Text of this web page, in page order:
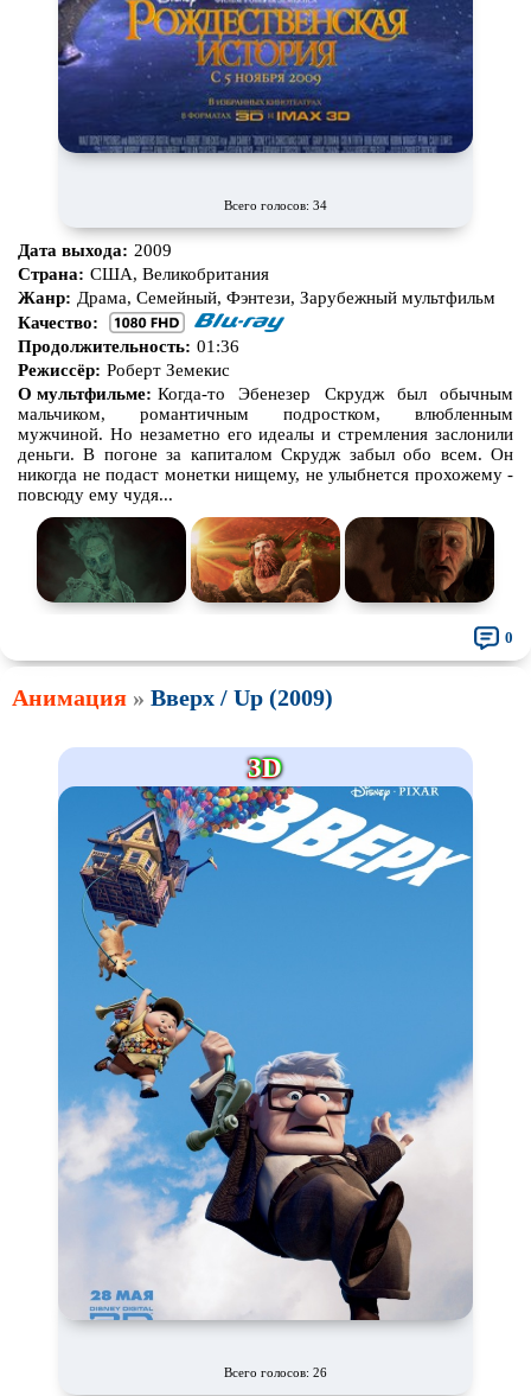
Всего голосов: 34
Дата выхода: 2009
Страна: США, Великобритания
Жанр: Драма, Семейный, Фэнтези, Зарубежный мультфильм
Качество:
Продолжительность: 01:36
Режиссёр: Роберт Земекис
О мультфильме: Когда-то Эбенезер Скрудж был обычным
мальчиком, романтичным подростком, влюбленным
мужчиной. Но незаметно его идеалы и стремления заслонили
деньги. В погоне за капиталом Скрудж забыл обо всем. Он
никогда не подаст монетки нищему, не улыбнется прохожему -
повсюду ему чудя...
0
Анимация » Вверх / Up (2009)
3D
Всего голосов: 26